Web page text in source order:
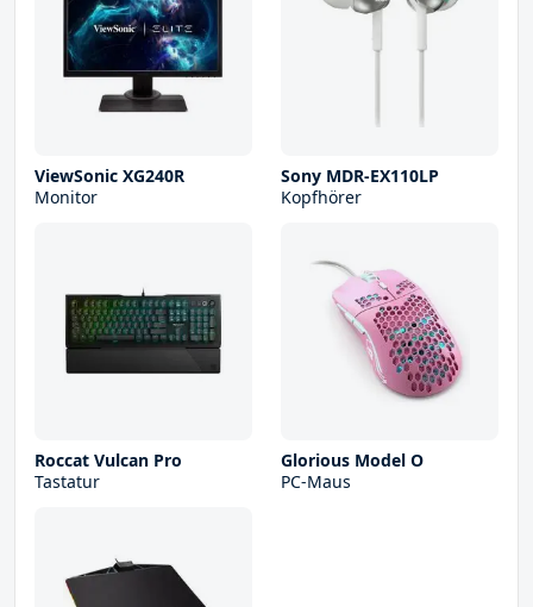
ViewSonic XG240R
Monitor
Sony MDR-EX110LP
Kopfhörer
Roccat Vulcan Pro
Tastatur
Glorious Model O
PC-Maus